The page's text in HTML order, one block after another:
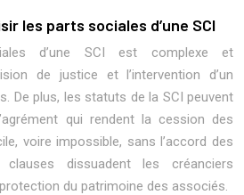
les parts sociales d’une SCI
d’une SCI est complexe et
de justice et l’intervention d’un
De plus, les statuts de la SCI peuvent
qui rendent la cession des
voire impossible, sans l’accord des
dissuadent les créanciers
du patrimoine des associés.